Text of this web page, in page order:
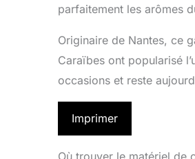
parfaitement les arômes
Originaire de Nantes, ce
Caraïbes ont popularisé
occasions et reste
Imprimer
Où trouver le matériel de